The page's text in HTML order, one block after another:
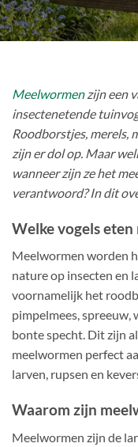
Meelwormenzijn een
insectenetende
Roodborstjes, merels,
zijn er dol op. Maar
wanneer zijn ze het
verantwoord? In dit
Welke vogels
Meelwormen worden
nature op insecten en
voornamelijk het
pimpelmees,
bonte specht. Dit zijn
meelwormen perfect
larven, rupsen en
Waarom zijn
Meelwormen zijn de